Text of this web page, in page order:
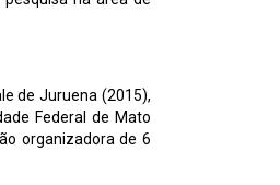
de Juruena (2015),
Federal de Mato
organizadora de 6